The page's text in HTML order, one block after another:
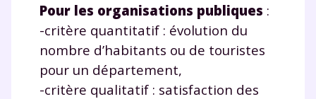
Pour les organisations publiques :
-critère quantitatif : évolution du
nombre d’habitants ou de touristes
pour un département,
-critère qualitatif : satisfaction des